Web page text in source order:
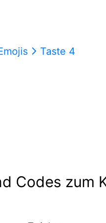
Taste 4
Codes zum